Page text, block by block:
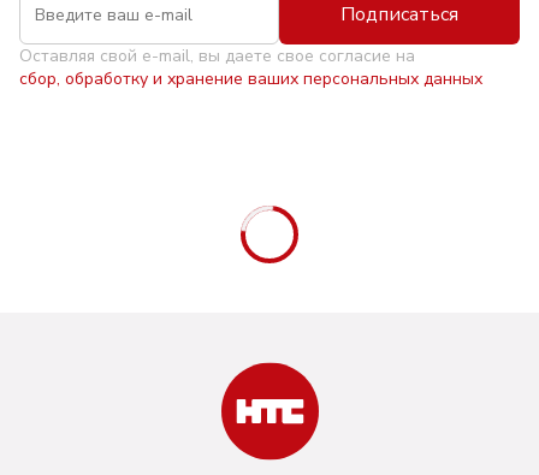
Подписаться
Оставляя свой e-mail, вы даете свое согласие на
сбор, обработку и хранение ваших персональных данных